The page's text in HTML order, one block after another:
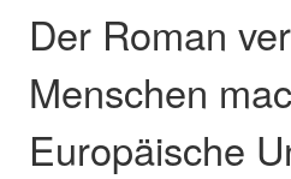
Der Roman
Menschen
Europäische